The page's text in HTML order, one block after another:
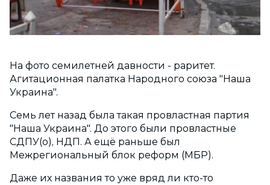
На фото семилетней давности - раритет.
Агитационная палатка Народного союза "Наша
Украина".
Семь лет назад была такая провластная партия
"Наша Украина". До этого были провластные
СДПУ(о), НДП. А ещё раньше был
Межрегиональный блок реформ (МБР).
Даже их названия то уже вряд ли кто-то